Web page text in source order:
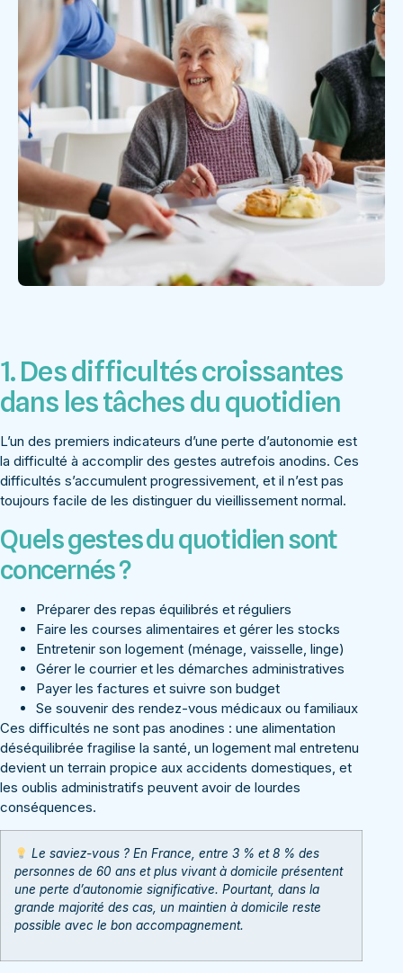
1. Des difficultés croissantes
dans les tâches du quotidien
L’un des premiers indicateurs d’une perte d’autonomie est
la difficulté à accomplir des gestes autrefois anodins. Ces
difficultés s’accumulent progressivement, et il n’est pas
toujours facile de les distinguer du vieillissement normal.
Quels gestes du quotidien sont
concernés ?
Préparer des repas équilibrés et réguliers
Faire les courses alimentaires et gérer les stocks
Entretenir son logement (ménage, vaisselle, linge)
Gérer le courrier et les démarches administratives
Payer les factures et suivre son budget
Se souvenir des rendez-vous médicaux ou familiaux
Ces difficultés ne sont pas anodines : une alimentation
déséquilibrée fragilise la santé, un logement mal entretenu
devient un terrain propice aux accidents domestiques, et
les oublis administratifs peuvent avoir de lourdes
conséquences.
Le saviez-vous ? En France, entre 3 % et 8 % des
personnes de 60 ans et plus vivant à domicile présentent
une perte d’autonomie significative. Pourtant, dans la
grande majorité des cas, un maintien à domicile reste
possible avec le bon accompagnement.